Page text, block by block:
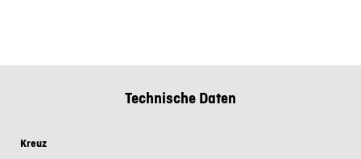
Technische Daten
Kreuz